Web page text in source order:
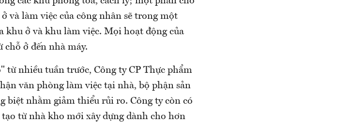
và làm việc của công nhân sẽ trong một
khu ở và khu làm việc. Mọi hoạt động của
chỗ ở đến nhà máy.
từ nhiều tuần trước, Công ty CP Thực phẩm
văn phòng làm việc tại nhà, bộ phận sản
biệt nhằm giảm thiểu rủi ro. Công ty còn có
từ nhà kho mới xây dựng dành cho hơn